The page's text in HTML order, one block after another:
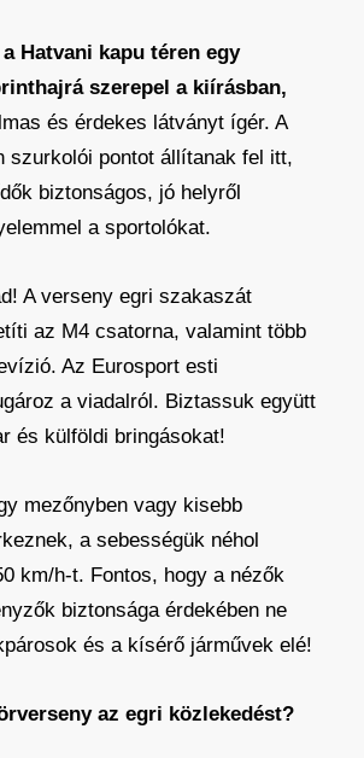
Hatvani kapu téren egy
szerepel a kiírásban,
és érdekes látványt ígér. A
szurkolói pontot állítanak fel itt,
biztonságos, jó helyről
a sportolókat.
A verseny egri szakaszát
az M4 csatorna, valamint több
Az Eurosport esti
a viadalról. Biztassuk együtt
és külföldi bringásokat!
mezőnyben vagy kisebb
a sebességük néhol
km/h-t. Fontos, hogy a nézők
biztonsága érdekében ne
és a kísérő járművek elé!
az egri közlekedést?